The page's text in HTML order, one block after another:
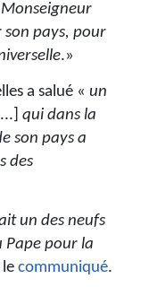
pays, pour
.»
a salué « un
[...] qui dans la
son pays a
des
un des neufs
Pape pour la
communiqué.